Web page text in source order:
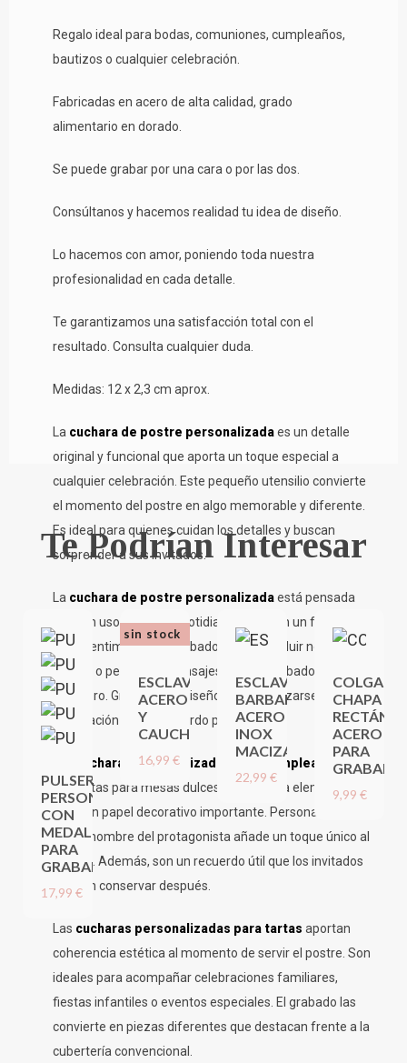
Regalo ideal para bodas, comuniones, cumpleaños,
bautizos o cualquier celebración.
Fabricadas en acero de alta calidad, grado
alimentario en dorado.
Se puede grabar por una cara o por las dos.
Consúltanos y hacemos realidad tu idea de diseño.
Lo hacemos con amor, poniendo toda nuestra
profesionalidad en cada detalle.
Te garantizamos una satisfacción total con el
resultado. Consulta cualquier duda.
Medidas: 12 x 2,3 cm aprox.
La cuchara de postre personalizadaes un detalle
original y funcional que aporta un toque especial a
cualquier celebración. Este pequeño utensilio convierte
el momento del postre en algo memorable y diferente.
Es ideal para quienes cuidan los detalles y buscan
sorprender a sus invitados.
La cuchara de postre personalizadaestá pensada
para un uso cómodo y cotidiano, pero con un fuerte
valor sentimental. El grabado permite incluir nombres,
fechas o pequeños mensajes con un acabado limpio y
duradero. Gracias a su diseño, puede utilizarse tras la
celebración como recuerdo práctico.
cucharas personalizadas para cumpleañosson
perfectas para mesas dulces donde cada elemento
tiene un papel decorativo importante. Personalizarlas
con el nombre del protagonista añade un toque único al
evento. Además, son un recuerdo útil que los invitados
pueden conservar después.
Las cucharas personalizadas para tartas aportan
coherencia estética al momento de servir el postre. Son
ideales para acompañar celebraciones familiares,
fiestas infantiles o eventos especiales. El grabado las
convierte en piezas diferentes que destacan frente a la
cubertería convencional.
Te Podrían Interesar
PULSERA
PERSONALIZADA
CON
MEDALLAS
PARA
GRABAR
17,99 €
ESCLAVA
ACERO
Y
CAUCHO
16,99 €
sin stock
ESCLAVA
BARBADA
ACERO
INOX
MACIZA
22,99 €
CHAPA
ACERO
PARA
GRABAR
9,99 €